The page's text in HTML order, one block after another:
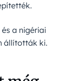
a nigériai
állították ki.